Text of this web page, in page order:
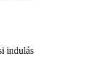
indulás